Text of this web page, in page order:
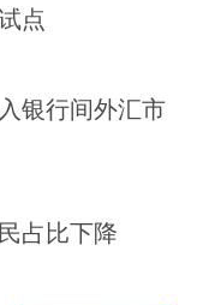
点
银行间外汇市
占比下降